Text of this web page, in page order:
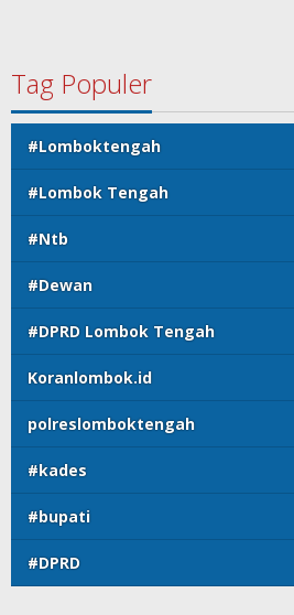
Tag Populer
#Lomboktengah
#Lombok Tengah
#Ntb
#Dewan
#DPRD Lombok Tengah
Koranlombok.id
polreslomboktengah
#kades
#bupati
#DPRD